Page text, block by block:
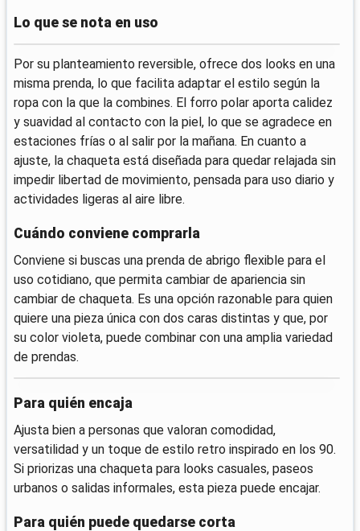
Lo que se nota en uso
Por su planteamiento reversible, ofrece dos looks en una
misma prenda, lo que facilita adaptar el estilo según la
ropa con la que la combines. El forro polar aporta calidez
y suavidad al contacto con la piel, lo que se agradece en
estaciones frías o al salir por la mañana. En cuanto a
ajuste, la chaqueta está diseñada para quedar relajada sin
impedir libertad de movimiento, pensada para uso diario y
actividades ligeras al aire libre.
Cuándo conviene comprarla
Conviene si buscas una prenda de abrigo flexible para el
uso cotidiano, que permita cambiar de apariencia sin
cambiar de chaqueta. Es una opción razonable para quien
quiere una pieza única con dos caras distintas y que, por
su color violeta, puede combinar con una amplia variedad
de prendas.
Para quién encaja
Ajusta bien a personas que valoran comodidad,
versatilidad y un toque de estilo retro inspirado en los 90.
Si priorizas una chaqueta para looks casuales, paseos
urbanos o salidas informales, esta pieza puede encajar.
Para quién puede quedarse corta